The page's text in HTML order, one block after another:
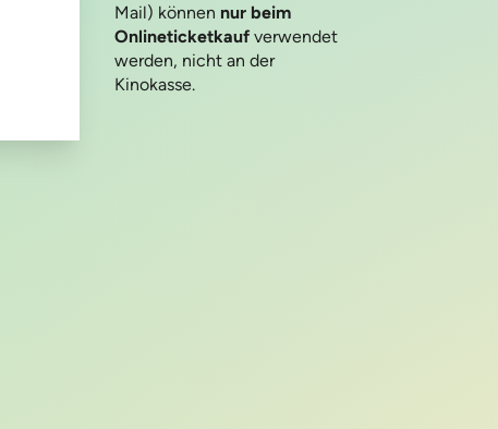
Mail) können nur beim
Onlineticketkauf verwendet
werden, nicht an der
Kinokasse.